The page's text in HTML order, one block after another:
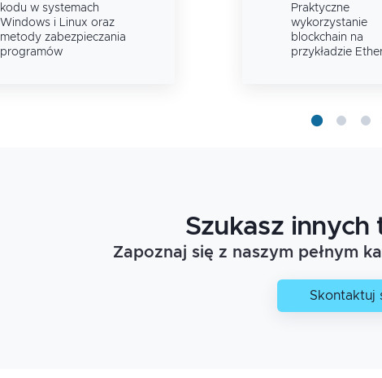
kodu w systemach
Windows i Linux oraz
metody zabezpieczania
programów
Praktyczne
wykorzystanie
blockchain na
przykładzie
Szukasz innych
Zapoznaj się z naszym pełnym
Skontaktuj